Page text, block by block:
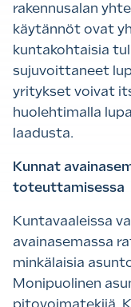
rakennusalan
käytännöt ovat
kuntakohtaisia
sujuvoittaneet
yritykset voivat
huolehtimalla
laadusta.
Kunnat
toteuttamisessa
Kuntavaaleissa
avainasemassa
minkälaisia
Monipuolinen